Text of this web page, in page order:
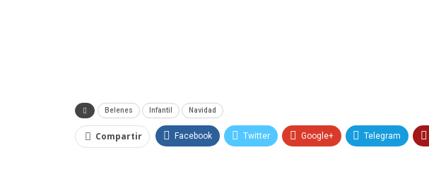
Belenes Infantil Navidad
Compartir Facebook Twitter Google+ Telegram